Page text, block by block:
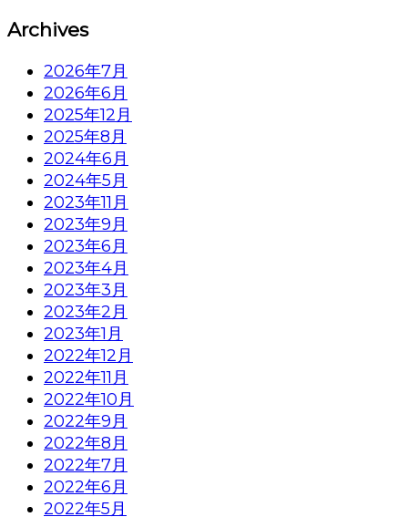
Archives
2026年7月
2026年6月
2025年12月
2025年8月
2024年6月
2024年5月
2023年11月
2023年9月
2023年6月
2023年4月
2023年3月
2023年2月
2023年1月
2022年12月
2022年11月
2022年10月
2022年9月
2022年8月
2022年7月
2022年6月
2022年5月